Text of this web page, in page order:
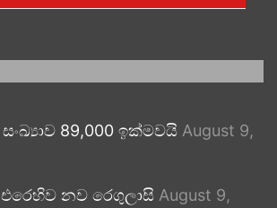
89,000 ඉක්මවයි August 9,
නව රෙගුලාසි August 9,